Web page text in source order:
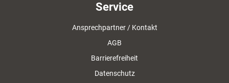
Service
Ansprechpartner / Kontakt
AGB
Barrierefreiheit
Datenschutz